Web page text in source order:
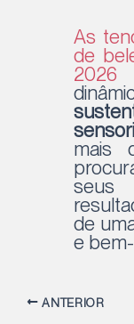
As
de
2026
mais
seus
de
e
NavegaciónANTERIOR